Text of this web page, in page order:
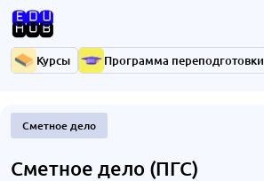
Курсы Программа переподготовки
Сметное дело
Сметное дело (ПГС)